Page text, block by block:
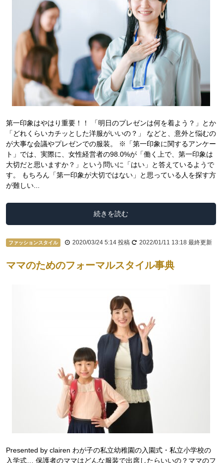
第一印象はやはり重要！！ 「明日のプレゼンは何を着よう？」とか
「どれくらいカチッとした洋服がいいの？」 などと、意外と悩むの
が大事な会議やプレゼンでの服装。 ※「第一印象に関するアンケー
ト」では、実際に、女性経営者の98.0%が「働く上で、第一印象は
大切だと思いますか？」という問いに「はい」と答えているようで
す。 もちろん「第一印象が大切ではない」と思っている人を探す方
が難しい...
続きを読む
ファッションスタイル 2020/03/24 5:14 投稿 2022/01/11 13:18 最終更新
ママのためのフォーマルスタイル事典
Presented by clairen わが子の私立幼稚園の入園式・私立小学校の
入学式… 保護者のママはどんな服装で出席したらいいの？ママのフ